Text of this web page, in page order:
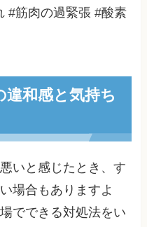
#筋肉の過緊張 #酸素
和感と気持ち
いと感じたとき、す
場合もありますよ
でできる対処法をい